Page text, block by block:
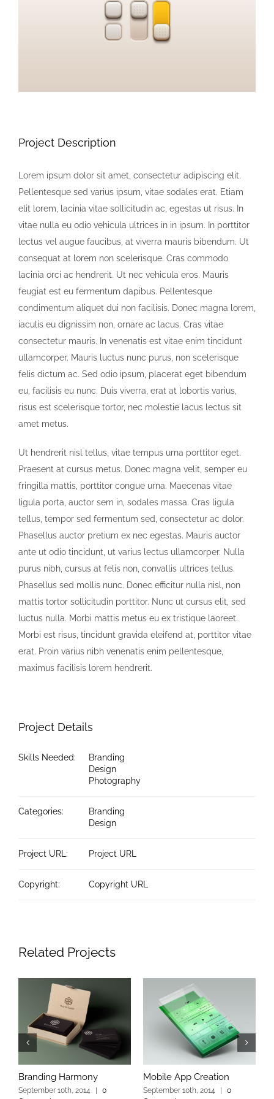
Project Description
Lorem ipsum dolor sit amet, consectetur adipiscing elit.
Pellentesque sed varius ipsum, vitae sodales erat. Etiam
elit lorem, lacinia vitae sollicitudin ac, egestas ut risus. In
vitae nulla eu odio vehicula ultrices in in ipsum. In porttitor
lectus vel augue faucibus, at viverra mauris bibendum. Ut
consequat at lorem non scelerisque. Cras commodo
lacinia orci ac hendrerit. Ut nec vehicula eros. Mauris
feugiat est eu fermentum dapibus. Pellentesque
condimentum aliquet dui non facilisis. Donec magna lorem,
iaculis eu dignissim non, ornare ac lacus. Cras vitae
consectetur mauris. In venenatis est vitae enim tincidunt
ullamcorper. Mauris luctus nunc purus, non scelerisque
felis dictum ac. Sed odio ipsum, placerat eget bibendum
eu, facilisis eu nunc. Duis viverra, erat at lobortis varius,
risus est scelerisque tortor, nec molestie lacus lectus sit
amet metus.
Ut hendrerit nisl tellus, vitae tempus urna porttitor eget.
Praesent at cursus metus. Donec magna velit, semper eu
fringilla mattis, porttitor congue urna. Maecenas vitae
ligula porta, auctor sem in, sodales massa. Cras ligula
tellus, tempor sed fermentum sed, consectetur ac dolor.
Phasellus auctor pretium ex nec egestas. Mauris auctor
ante ut odio tincidunt, ut varius lectus ullamcorper. Nulla
purus nibh, cursus at felis non, convallis ultrices tellus.
Phasellus sed mollis nunc. Donec efficitur nulla nisl, non
mattis tortor sollicitudin porttitor. Nunc ut cursus elit, sed
luctus nulla. Morbi mattis metus eu ex tristique laoreet.
Morbi est risus, tincidunt gravida eleifend at, porttitor vitae
erat. Proin varius nibh venenatis enim pellentesque,
maximus facilisis lorem hendrerit.
Project Details
Skills Needed:
Branding
Design
Photography
Categories:
Branding
Design
Project URL: Project URL
Copyright: Copyright URL
Related Projects
Branding Harmony
September 10th, 2014
0
Mobile App Creation
September 10th, 2014
0